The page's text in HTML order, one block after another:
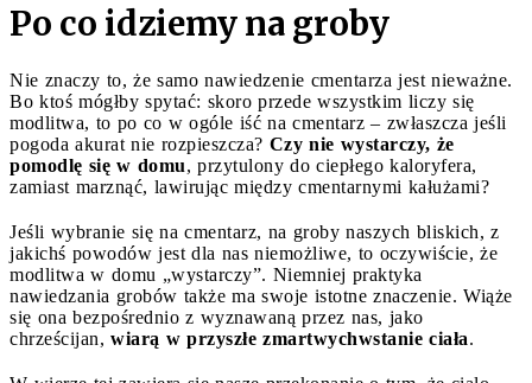
Po co idziemy na groby
Nie znaczy to, że samo nawiedzenie cmentarza jest nieważne.
Bo ktoś mógłby spytać: skoro przede wszystkim liczy się
modlitwa, to po co w ogóle iść na cmentarz – zwłaszcza jeśli
pogoda akurat nie rozpieszcza? Czy nie wystarczy, że
pomodlę się w domu, przytulony do ciepłego kaloryfera,
zamiast marznąć, lawirując między cmentarnymi kałużami?
Jeśli wybranie się na cmentarz, na groby naszych bliskich, z
jakichś powodów jest dla nas niemożliwe, to oczywiście, że
modlitwa w domu „wystarczy”. Niemniej praktyka
nawiedzania grobów także ma swoje istotne znaczenie. Wiąże
się ona bezpośrednio z wyznawaną przez nas, jako
chrześcijan, wiarą w przyszłe zmartwychwstanie ciała.